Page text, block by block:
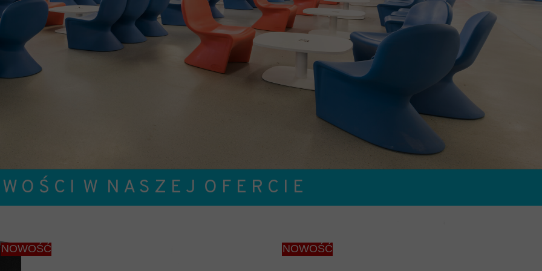
PIŻAMA PSYCHIATRYCZNA
FOTEL BEZPIECZEŃSTWA-cs
BEZPIECZNE PRODUKTY
ŁÓŻKA PSYCHIATRYCZNE
MODUŁOWE SIEDZENIA OHIO
MODUŁOWE SIEDZENIA SNUG PLUS
SIEDZISKO Z PIANKI CASCADE PLUS
MATERACE PRZECIWODLEŻYNOWE-cs
NOWOŚĆ
O Ś C I W N A S Z E J O F E R C I E
NOWOŚĆ